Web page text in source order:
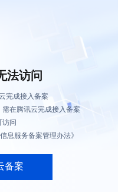
法访问
完成接入备案
在腾讯云完成接入备案
访问
息服务备案管理办法》
备案